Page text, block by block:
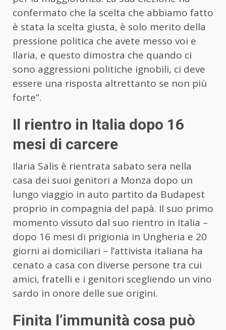
confermato che la scelta che abbiamo fatto
è stata la scelta giusta, è solo merito della
pressione politica che avete messo voi e
Ilaria, e questo dimostra che quando ci
sono aggressioni politiche ignobili, ci deve
essere una risposta altrettanto se non più
forte”.
Il rientro in Italia dopo 16
mesi di carcere
Ilaria Salis è rientrata sabato sera nella
casa dei suoi genitori a Monza dopo un
lungo viaggio in auto partito da Budapest
proprio in compagnia del papà. Il suo primo
momento vissuto dal suo rientro in Italia –
dopo 16 mesi di prigionia in Ungheria e 20
giorni ai domiciliari – l’attivista italiana ha
cenato a casa con diverse persone tra cui
amici, fratelli e i genitori scegliendo un vino
sardo in onore delle sue origini.
Finita l’immunità cosa può